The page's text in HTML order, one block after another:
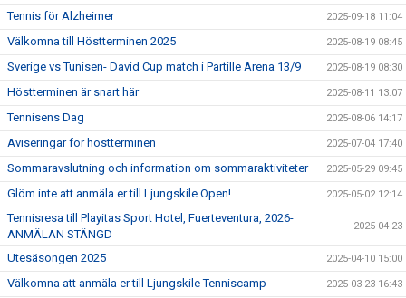
Tennis för Alzheimer 2025-09-18 11:04
Välkomna till Höstterminen 2025 2025-08-19 08:45
Sverige vs Tunisen- David Cup match i Partille Arena 13/9 2025-08-19 08:30
Höstterminen är snart här 2025-08-11 13:07
Tennisens Dag 2025-08-06 14:17
Aviseringar för höstterminen 2025-07-04 17:40
Sommaravslutning och information om sommaraktiviteter 2025-05-29 09:45
Glöm inte att anmäla er till Ljungskile Open! 2025-05-02 12:14
Tennisresa till Playitas Sport Hotel, Fuerteventura, 2026-
ANMÄLAN STÄNGD
2025-04-23
Utesäsongen 2025 2025-04-10 15:00
Välkomna att anmäla er till Ljungskile Tenniscamp 2025-03-23 16:43